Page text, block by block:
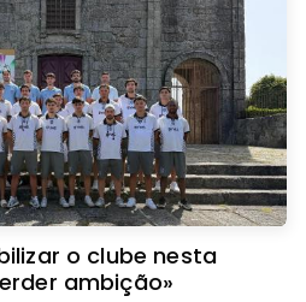
o clube nesta
ambição»